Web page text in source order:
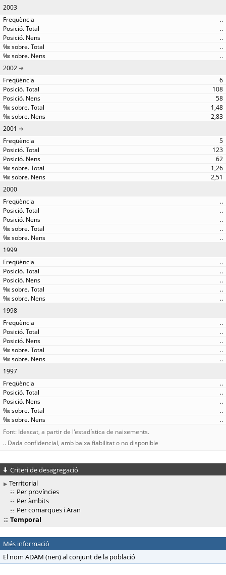
2003
..
..
..
..
..
2002
6
108
58
1,48
2,83
2001
5
123
62
1,26
2,51
2000
..
..
..
..
..
1999
..
..
..
..
..
1998
..
..
..
..
..
1997
..
..
..
..
..
Font: Idescat, a partir de l'estadística de naixements.
.. Dada confidencial, amb baixa fiabilitat o no disponible
Criteri de desagregació
Territorial
Per províncies
Per àmbits
Per comarques i Aran
Temporal
Més informació
El nom ADAM (nen) al conjunt de la població